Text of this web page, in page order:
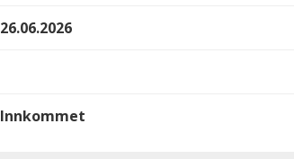
26.06.2026
Innkommet